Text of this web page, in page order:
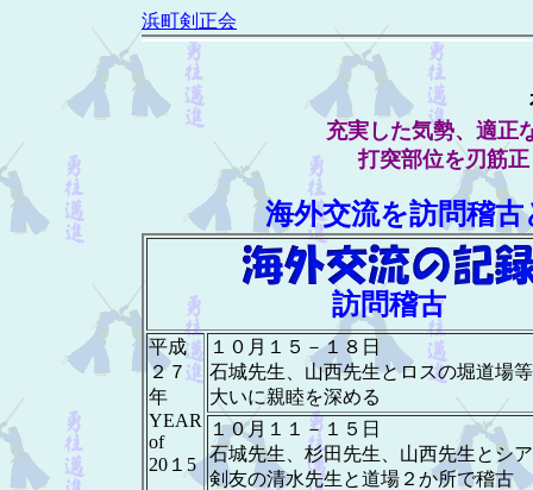
浜町剣正会
充実した気勢、適正
打突部位を刃筋
海外交流を訪問稽
訪問稽古
平成
２７
年
YEAR
of
20１5
１０月１５－１８日
石城先生、山西先生とロスの堀道場
大いに親睦を深める
１０月１１－１５日
石城先生、杉田先生、山西先生とシ
剣友の清水先生と道場２か所で稽古